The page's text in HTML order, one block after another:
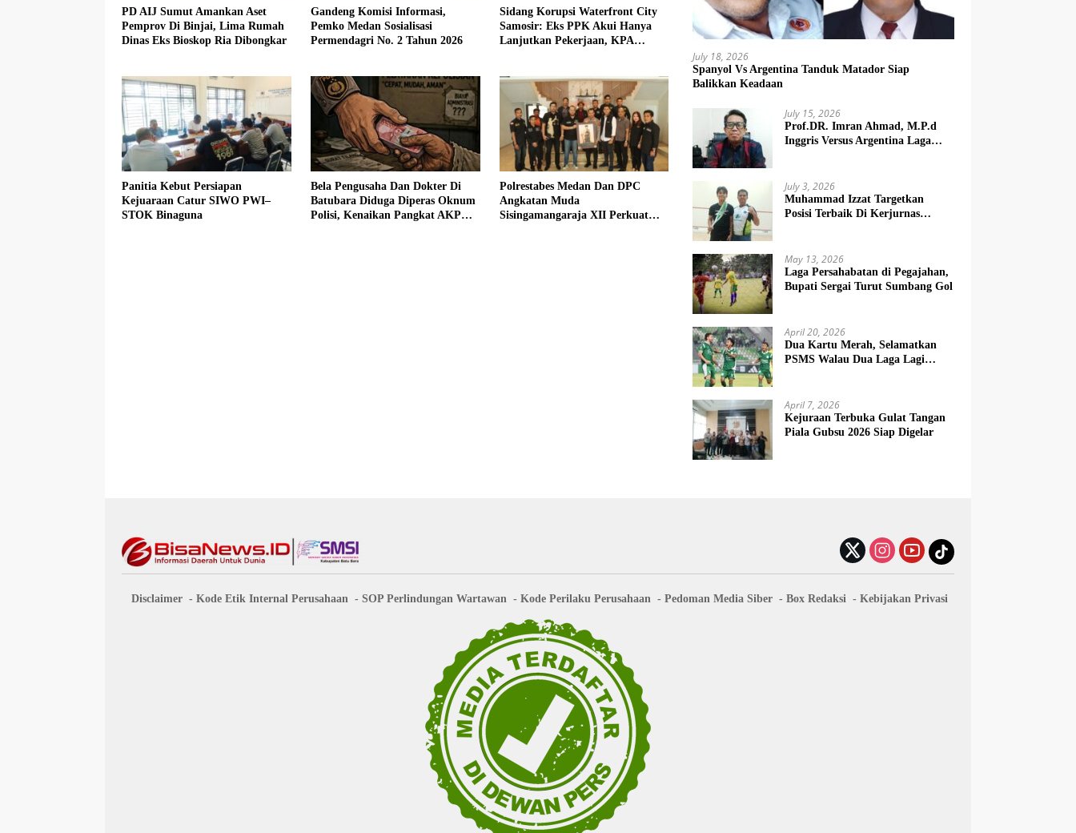
PD AIJ Sumut Amankan Aset
Pemprov Di Binjai, Lima Rumah
Dinas Eks Bioskop Ria Dibongkar
Gandeng Komisi Informasi,
Pemko Medan Sosialisasi
Permendagri No. 2 Tahun 2026
Sidang Korupsi Waterfront City
Samosir: Eks PPK Akui Hanya
Lanjutkan Pekerjaan, KPA
Panitia Kebut Persiapan
Kejuaraan Catur SIWO PWI–
STOK Binaguna
Bela Pengusaha Dan Dokter Di
Batubara Diduga Diperas Oknum
Polisi, Kenaikan Pangkat AKP
Polrestabes Medan Dan DPC
Angkatan Muda
Sisingamangaraja XII Perkuat
July 18, 2026
Spanyol Vs Argentina Tanduk Matador Siap
Balikkan Keadaan
July 15, 2026
Prof.DR. Imran Ahmad, M.P.d
Inggris Versus Argentina Laga
July 3, 2026
Muhammad Izzat Targetkan
Posisi Terbaik Di Kerjurnas
May 13, 2026
Laga Persahabatan di Pegajahan,
Bupati Sergai Turut Sumbang Gol
April 20, 2026
Dua Kartu Merah, Selamatkan
PSMS Walau Dua Laga Lagi
April 7, 2026
Kejuraan Terbuka Gulat Tangan
Piala Gubsu 2026 Siap Digelar
Disclaimer Kode Etik Internal Perusahaan SOP Perlindungan Wartawan Kode Perilaku Perusahaan Pedoman Media Siber Box Redaksi Kebijakan Privasi